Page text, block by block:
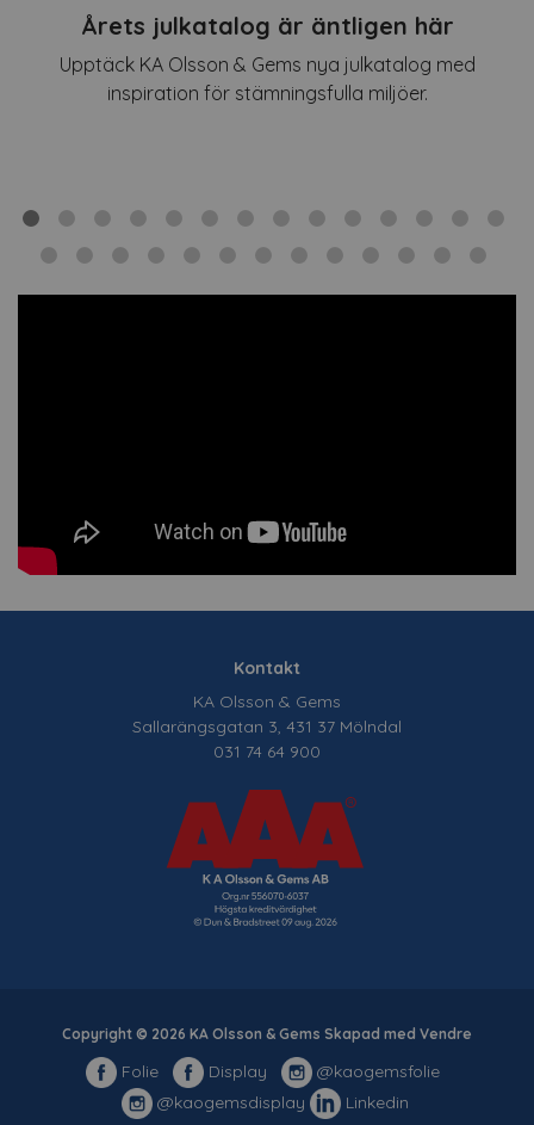
Årets julkatalog är äntligen här
Upptäck KA Olsson & Gems nya julkatalog med
inspiration för stämningsfulla miljöer.
Kontakt
KA Olsson & Gems
Sallarängsgatan 3, 431 37 Mölndal
031 74 64 900
Copyright © 2026 KA Olsson & Gems Skapad med Vendre
Folie Display
@kaogemsfolie
@kaogemsdisplay
Linkedin